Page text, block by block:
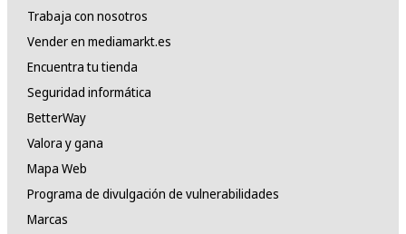
Trabaja con nosotros
Vender en mediamarkt.es
Encuentra tu tienda
Seguridad informática
BetterWay
Valora y gana
Mapa Web
Programa de divulgación de vulnerabilidades
Marcas